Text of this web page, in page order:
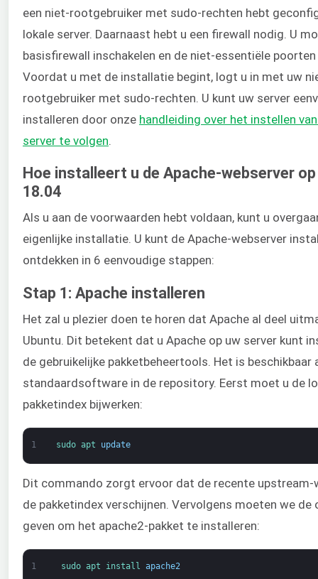
een niet-rootgebruiker met sudo-rechten hebt
lokale server. Daarnaast hebt u een firewall nodig. U
basisfirewall inschakelen en de niet-essentiële poorten
Voordat u met de installatie begint, logt u in met uw
rootgebruiker met sudo-rechten. U kunt uw server
installeren door onze handleiding over het instellen
server te volgen
Hoe installeert u de Apache-webserver
18.04
Als u aan de voorwaarden hebt voldaan, kunt u
eigenlijke installatie. U kunt de Apache-webserver
ontdekken in 6 eenvoudige stappen:
Stap 1: Apache installeren
Het zal u plezier doen te horen dat Apache al deel
Ubuntu. Dit betekent dat u Apache op uw server kunt
de gebruikelijke pakketbeheertools. Het is beschikbaar
standaardsoftware in de repository. Eerst moet u de
pakketindex bijwerken:
1 sudo apt update
Dit commando zorgt ervoor dat de recente upstream-
de pakketindex verschijnen. Vervolgens moeten we de
geven om het apache2-pakket te installeren:
1 sudo apt install apache2